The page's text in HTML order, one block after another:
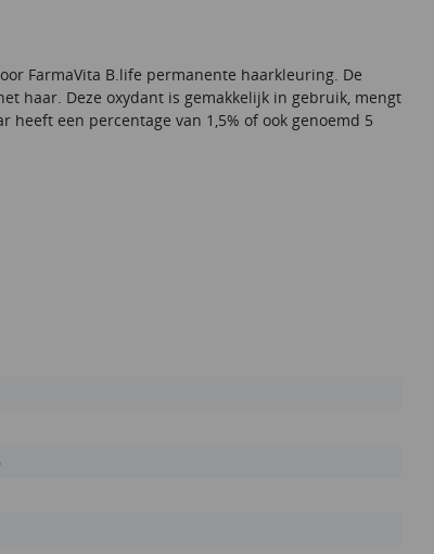
FarmaVita B.life permanente haarkleuring. De
haar. Deze oxydant is gemakkelijk in gebruik, mengt
een percentage van 1,5% of ook genoemd 5